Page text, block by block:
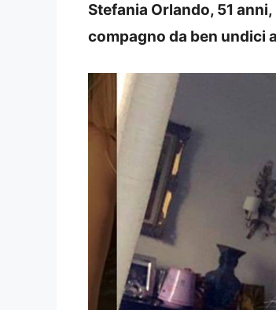
Stefania Orlando, 51
compagno da ben undici